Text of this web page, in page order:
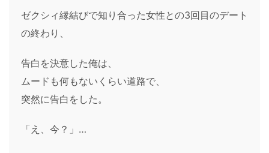
ゼクシィ縁結びで知り合った女性との3回目のデート
の終わり、
告白を決意した俺は、
ムードも何もないくらい道路で、
突然に告白をした。
「え、今？」…